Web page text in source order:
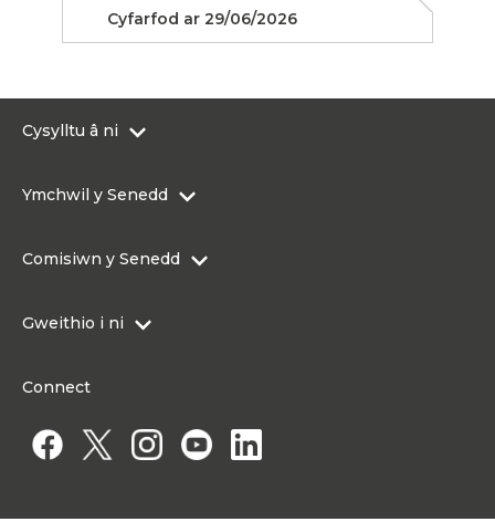
Cyfarfod ar 29/06/2026
Cysylltu â ni
Cysylltu â Senedd Cymru
Ymchwil y Senedd
Comisiwn y Senedd
Gweithio i ni
Gweithio i Aelod o'r Senedd
Connect